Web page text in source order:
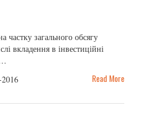
частку загального обсягу
вкладення в інвестиційні
Read More